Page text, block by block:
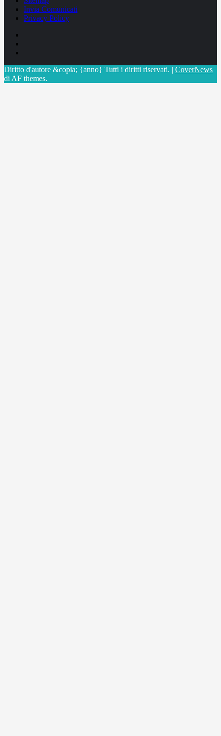
Invia Comunicati
Privacy Policy
Diritto d'autore &copia; {anno} Tutti i diritti riservati. | CoverNews
di AF themes.